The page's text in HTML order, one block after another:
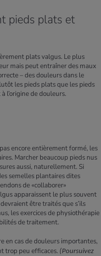
pieds plats et
plats valgus. Le plus
mais peut entraîner des maux
– des douleurs dans le
les pieds plats que les pieds
l’origine de douleurs.
encore entièrement formé, les
Marcher beaucoup pieds nus
aussi, naturellement. Si
semelles plantaires dites
de «collaborer»
apparaissent le plus souvent
être traités que s’ils
les exercices de physiothérapie
de traitement.
en cas de douleurs importantes,
trop peu efficaces. (Poursuivez